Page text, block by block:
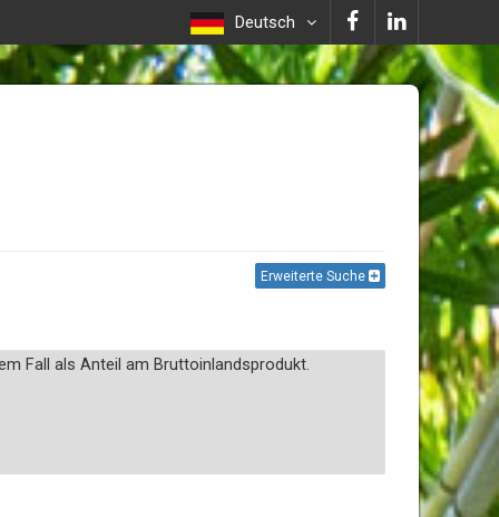
Deutsch
Erweiterte Suche
Fall als Anteil am Bruttoinlandsprodukt.